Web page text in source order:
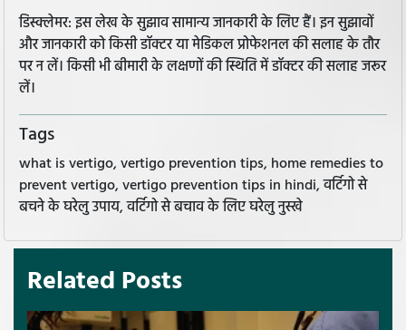
डिस्क्लेमर: इस लेख के सुझाव सामान्य जानकारी के लिए हैं। इन सुझावों
और जानकारी को किसी डॉक्टर या मेडिकल प्रोफेशनल की सलाह के तौर
पर न लें। किसी भी बीमारी के लक्षणों की स्थिति में डॉक्टर की सलाह जरूर
लें।
Tags
what is vertigo, vertigo prevention tips, home remedies to
prevent vertigo, vertigo prevention tips in hindi, वर्टिगो से
बचने के घरेलु उपाय, वर्टिगो से बचाव के लिए घरेलु नुस्खे
Related Posts